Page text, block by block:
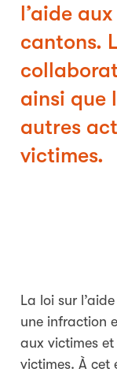
l’aide
cantons.
ainsi que
autres
victimes.
La loi sur
une infraction
aux victimes
victimes. À cet